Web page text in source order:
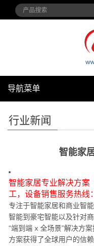
导航菜单
行业新闻
智能家
智能家居专业解决方案
工，设备销售服务热线
专注于智能家居和商业智
智能到豪宅智能以及针对
“端到端 x 全场景”解决方
方案获得了全球用户的信